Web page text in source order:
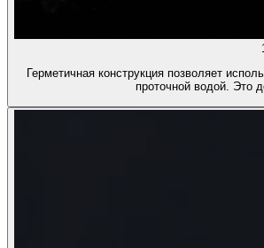
Герметичная конструкция позволяет
проточной водой. Это